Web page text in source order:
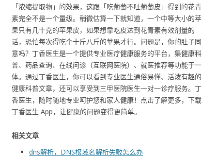
「浓缩提取物」的效果，这跟「吃葡萄不吐葡萄皮」得到的花青
素完全不是一个量级。稍微估算一下就知道，一个中等大小的苹
果只有几十克的苹果皮，如果想靠吃皮达到花青素有效剂量的
话，恐怕每次得吃个十斤八斤的苹果才行。问题是，你的肚子同
意吗？丁香医生是一个提供专业医疗健康服务的平台，集健康科
普、药品查询、在线问诊（互联网医院）、就医推荐等功能于一
体。通过丁香医生，你可以看到专业医生通俗易懂、活泼有趣的
健康科普文章，还可以享受到三甲医院医生一对一诊疗服务。丁
香医生，随时随地专业呵护您和家人健康！点击了解更多，下载
丁香医生 App，让健康的问题变得更简单。
相关文章
dns解析，DNS根域名解析失败怎么办